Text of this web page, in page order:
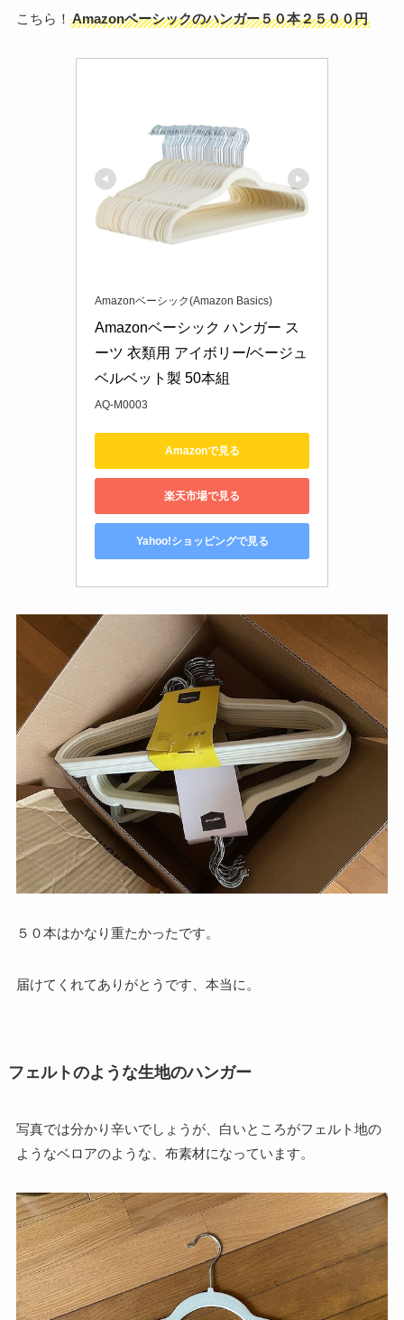
こちら！ Amazonベーシックのハンガー５０本２５００円
Amazonベーシック(Amazon Basics)
Amazonベーシック ハンガー ス
ーツ 衣類用 アイボリー/ベージュ
ベルベット製 50本組
AQ-M0003
Amazonで見る
楽天市場で見る
Yahoo!ショッピングで見る
５０本はかなり重たかったです。
届けてくれてありがとうです、本当に。
フェルトのような生地のハンガー
写真では分かり辛いでしょうが、白いところがフェルト地の
ようなベロアのような、布素材になっています。